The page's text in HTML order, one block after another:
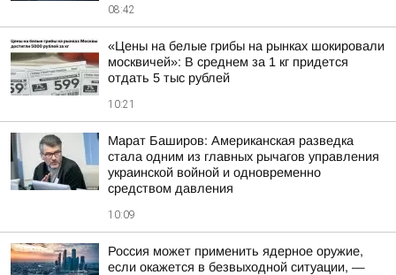
08:42
«Цены на белые грибы на рынках шокировали
москвичей»: В среднем за 1 кг придется
отдать 5 тыс рублей
10:21
Марат Баширов: Американская разведка
стала одним из главных рычагов управления
украинской войной и одновременно
средством давления
10:09
Россия может применить ядерное оружие,
если окажется в безвыходной ситуации, —